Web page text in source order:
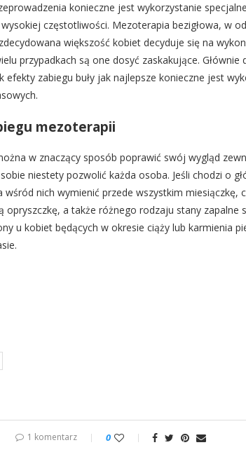
konieczne jest wykorzystanie
częstotliwości. Mezoterapia bezigłowa, w
większość kobiet decyduje się na
przypadkach są one dosyć zaskakujące.
efekty zabiegu buły jak najlepsze konieczne jest
mezoterapii
w znaczący sposób poprawić swój wygląd
niestety pozwolić każda osoba. Jeśli chodzi o
nich wymienić przede wszystkim miesiączkę,
a także różnego rodzaju stany zapalne
u kobiet będących w okresie ciąży lub karmienia
1 komentarz 0